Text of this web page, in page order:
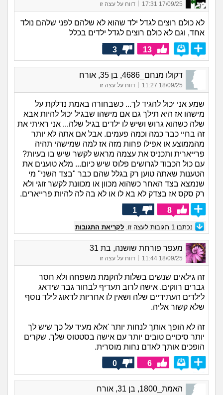
17/09/25 17:31 דווח על עצה זו
לא כולם רוצים לגדל ילד שהוא לא שלהם לפני שלהם נולד
אחד, וגם לא כולם רוצים לגדל ילדים בכלל
13
3
דקולו מנחם_4686, בן 35, אורח
18/09/25 11:27
| דווח על עצה זו
שמע אני יכול להגיד לך... כשבחורה באמת נדלקת על
מישהו אז היא תילך גם אם מישהו שבגיל יכול להיות אבא
שלה כשהוא גרוש ושיש לו ילדים בגיל שלה... אני ראיתי את
זה בחיי כבר כמה וכמה פעמים. אבל אם אתה לא יותר
מהממוצע או אפילו פחות מזה אז למה שמישהי תהיה
פרייארית ותכניס את עצמה מראש לקשר שיש בו בעיות?
עם כול הכבוד לגרושים פלוס שיש כיום... מלא טוענים את
הטענות שאתה טוען רק בגלל שהם כבר "בצד השני" מי
שנמצא בצד האחר כשהוא מכוון או מכוונת לקשר זוגי ולא
רק סקס אז בצדק לא בא לו או לא בה לה להיות פרייארים.
8
1
נכתבו 1 תגובות לעצה זו. לקריאת התגובות
מעפר פורחת שושנה, בת 31
18/09/25 11:44
| דווח על עצה זו
זה גילאים שנשים בשלות להקמת משפחה ולא חסר
גברים רווקים. אישה לרוב תעדיף לבחור גבר שידאג
לילדים העתידיים שלה ושאין לו אחריות לדאוג לילד נוסף
שלא קשור אליה.
זה לא הופך אותך לנחות יותר 'אלא מעיד על כך שיש לך
יותר סיכויים טובים יותר עם אישה בסטטוס שלך. שקרים
הופכים אותך לאדם נחות מוסרית.
6
0
האמת_1800, בן 31, אורח